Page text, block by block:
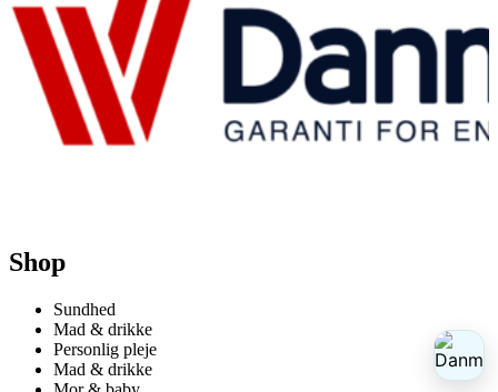
Shop
Sundhed
Mad & drikke
Personlig pleje
Mad & drikke